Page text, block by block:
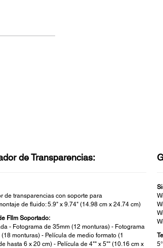
de Transparencias:
de transparencias con soporte para
de fluido: 5.9" x 9.74" (14.98 cm x 24.74 cm)
FIlm Soportado:
- Fotograma de 35mm (12 monturas) - Fotograma
monturas) - Película de medio formato (1
hasta 6 x 20 cm) - Película de 4"" x 5"" (10.16 cm x